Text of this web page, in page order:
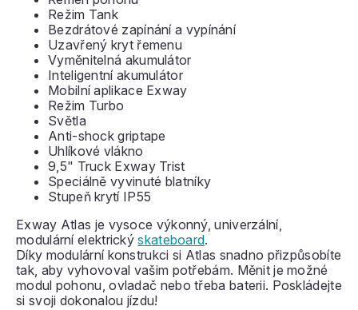
Režim Tank
Bezdrátové zapínání a vypínání
Uzavřený kryt řemenu
Vyměnitelná akumulátor
Inteligentní akumulátor
Mobilní aplikace Exway
Režim Turbo
Světla
Anti-shock griptape
Uhlíkové vlákno
9,5" Truck Exway Trist
Speciálně vyvinuté blatníky
Stupeň krytí IP55
Exway Atlas je vysoce výkonný, univerzální,
modulární elektrickýskateboard.
Díky modulární konstrukci si Atlas snadno přizpůsobíte
tak, aby vyhovoval vašim potřebám. Měnit je možné
modul pohonu, ovladač nebo třeba baterii. Poskládejte
si svoji dokonalou jízdu!